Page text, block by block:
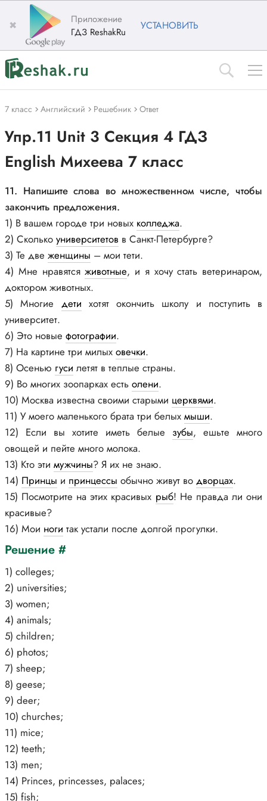
✖
Приложение
ГДЗ ReshakRu
УСТАНОВИТЬ
7 класс Английский Решебник Ответ
Упр.11 Unit 3 Секция 4 ГДЗ
English Михеева 7 класс
11. Напишите слова во множественном числе, чтобы
закончить предложения.
1) В вашем городе три новых колледжа.
2) Сколько университетов в Санкт-Петербурге?
3) Те две женщины – мои тети.
4) Мне нравятсяживотные, и я хочу стать ветеринаром,
доктором животных.
5) Многие дети хотят окончить школу и поступить в
университет.
6) Это новые фотографии.
7) На картине три милых овечки.
8) Осенью гуси летят в теплые страны.
9) Во многих зоопарках есть олени.
10) Москва известна своими старыми церквями.
11) У моего маленького брата три белых мыши.
12) Если вы хотите иметь белые зубы, ешьте много
овощей и пейте много молока.
13) Кто эти мужчины? Я их не знаю.
14) Принцы и принцессы обычно живут во дворцах.
15) Посмотрите на этих красивых рыб! Не правда ли они
красивые?
16) Мои ноги так устали после долгой прогулки.
Решение #
1) colleges;
2) universities;
3) women;
4) animals;
5) children;
6) photos;
7) sheep;
8) geese;
9) deer;
10) churches;
11) mice;
12) teeth;
13) men;
14) Princes, princesses, palaces;
15) fish;